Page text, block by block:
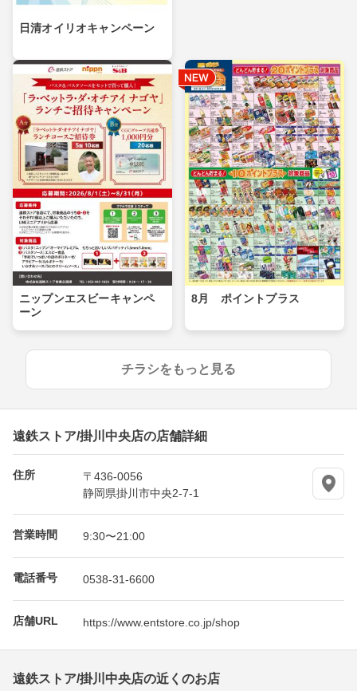
日清オイリオキャンペーン
ニップンエスビーキャンペ
ーン
8月 ポイントプラス
チラシをもっと見る
遠鉄ストア/掛川中央店の店舗詳細
住所
〒436-0056
静岡県掛川市中央2-7-1
営業時間 9:30〜21:00
電話番号 0538-31-6600
店舗URL https://www.entstore.co.jp/shop
遠鉄ストア/掛川中央店の近くのお店